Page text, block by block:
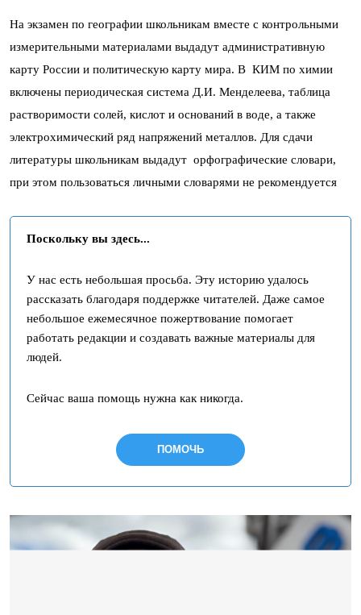
На экзамен по географии школьникам вместе с контрольными
измерительными материалами выдадут административную
карту России и политическую карту мира. В КИМ по химии
включены периодическая система Д.И. Менделеева, таблица
растворимости солей, кислот и оснований в воде, а также
электрохимический ряд напряжений металлов. Для сдачи
литературы школьникам выдадут орфографические словари,
при этом пользоваться личными словарями не рекомендуется
Поскольку вы здесь...
У нас есть небольшая просьба. Эту историю удалось
рассказать благодаря поддержке читателей. Даже самое
небольшое ежемесячное пожертвование помогает
работать редакции и создавать важные материалы для
людей.
Сейчас ваша помощь нужна как никогда.
ПОМОЧЬ